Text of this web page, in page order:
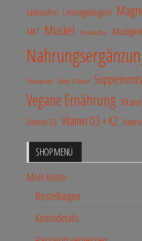
Laktosefrei Leistungsfähigkeit
MK7 Muskel Muskelaufbau
Proteinpulver Sehnen & Bänder Supplements
Vegane Ernährung
Vitamin D3 Vitamin D3 + K2
SHOP MENÜ
Mein Konto
Bestellungen
Kontodetails